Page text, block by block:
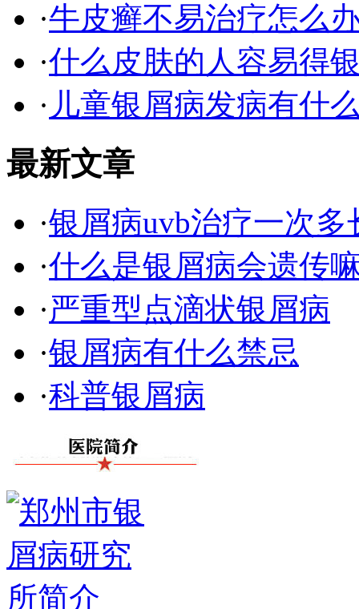
·牛皮癣不易治疗怎么
·什么皮肤的人容易得
· 儿童银屑病发病有什
最新文章
·银屑病uvb治疗一次多
·什么是银屑病会遗传
·严重型点滴状银屑病
·银屑病有什么禁忌
·科普银屑病